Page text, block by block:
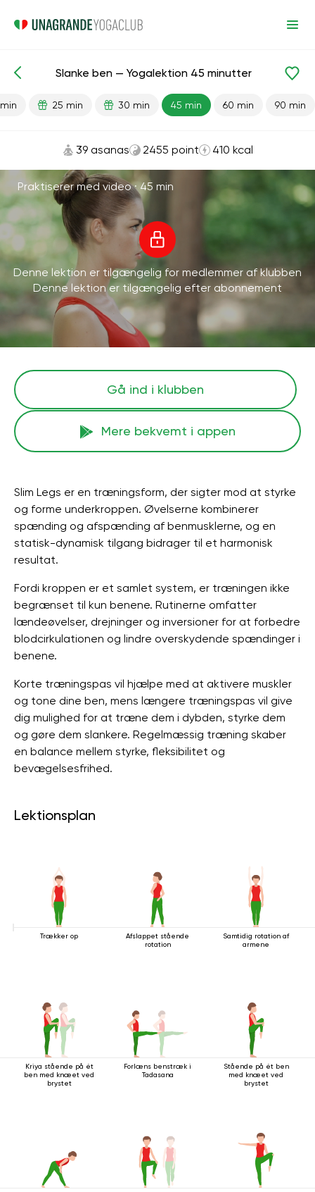
Færdiglavede lektioner Ben
Slanke ben — Yogalektion 45 minutter
25 min 30 min 45 min 60 min 90 min
39 asanas 2455 point 410 kcal
Praktiserer med video ·45 min
Denne lektion er tilgængelig for medlemmer af klubben
Denne lektion er tilgængelig efter abonnement
Gå ind i klubben
Mere bekvemt i appen
Slim Legs er en træningsform, der sigter mod at styrke
og forme underkroppen. Øvelserne kombinerer
spænding og afspænding af benmusklerne, og en
statisk-dynamisk tilgang bidrager til et harmonisk
resultat.
Fordi kroppen er et samlet system, er træningen ikke
begrænset til kun benene. Rutinerne omfatter
lændeøvelser, drejninger og inversioner for at forbedre
blodcirkulationen og lindre overskydende spændinger i
benene.
Korte træningspas vil hjælpe med at aktivere muskler
og tone dine ben, mens længere træningspas vil give
dig mulighed for at træne dem i dybden, styrke dem
og gøre dem slankere. Regelmæssig træning skaber
en balance mellem styrke, fleksibilitet og
bevægelsesfrihed.
Lektionsplan
Trækker op
Afslappet stående
rotation
Samtidig rotation af
armene
Kriya stående på ét
ben med knæet ved
brystet
Forlæns benstræk i
Tadasana
Stående på ét ben
med knæet ved
brystet